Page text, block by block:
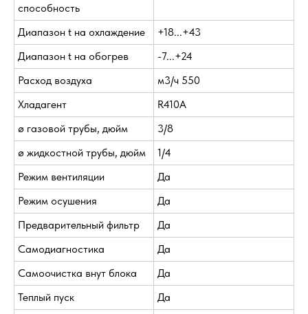
способность
Диапазон t на охлаждение
+18...+43
Диапазон t на обогрев
-7...+24
Расход воздуха
м3/ч 550
Хладагент
R410A
ø газовой трубы, дюйм
3/8
ø жидкостной трубы, дюйм
1/4
Режим вентиляции
Да
Режим осушения
Да
Предварительный фильтр
Да
Самодиагностика
Да
Самоочистка внут блока
Да
Теплый пуск
Да